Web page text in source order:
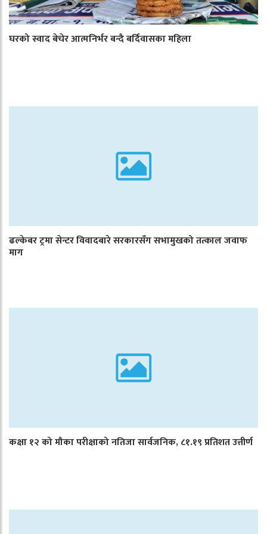
घरको स्वाद बेचेर आत्मनिर्भर बन्दै बर्दिवासका महिला
ढल्केबर ट्रमा सेन्टर विवादबारे सरकारसँग सभामुखको तत्काल जवाफ
माग
कक्षा १२ को मौका परीक्षाको नतिजा सार्वजनिक, ८१.१९ प्रतिशत उत्तीर्ण